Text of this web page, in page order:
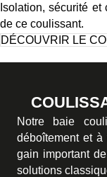
Isolation, sécurité
de ce coulissant.
DÉCOUVRIR LE
Notre baie
déboîtement et
gain important
solutions